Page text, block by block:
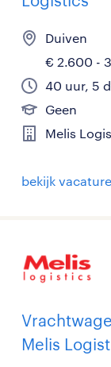
Duiven
€ 2.600 -
40 uur, 5
Geen
Melis
bekijk vacature
Melis